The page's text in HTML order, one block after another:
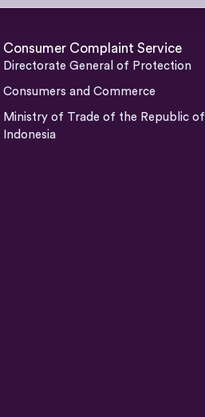
Consumer Complaint Service
Directorate General of Protection
Consumers and Commerce
Ministry of Trade of the Republic of
Indonesia